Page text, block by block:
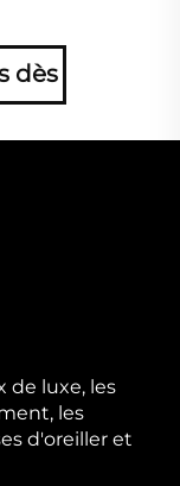
dès
de luxe, les
les
d'oreiller et